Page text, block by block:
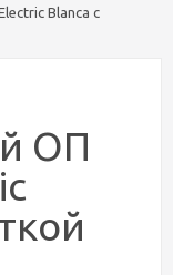
Blanca с
ОП